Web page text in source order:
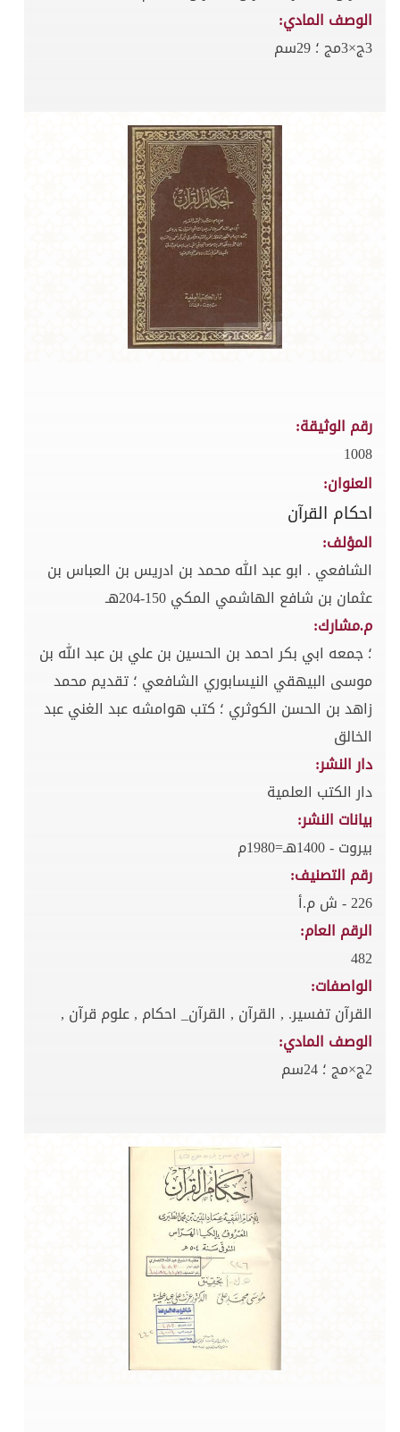
الوصف المادي:
3ج×3مج ؛ 29سم
رقم الوثيقة:
1008
العنوان:
احكام القرآن
المؤلف:
الشافعي . ابو عبد الله محمد بن ادريس بن العباس بن
عثمان بن شافع الهاشمي المكي 150-204هـ
م.مشارك:
؛ جمعه ابي بكر احمد بن الحسين بن علي بن عبد الله بن
موسى البيهقي النيسابوري الشافعي ؛ تقديم محمد
زاهد بن الحسن الكوثري ؛ كتب هوامشه عبد الغني عبد
الخالق
دار النشر:
دار الكتب العلمية
بيانات النشر:
بيروت - 1400هـ=1980م
رقم التصنيف:
226 - ش م.أ
الرقم العام:
482
الواصفات:
القرآن تفسير. , القرآن , القرآن_ احكام , علوم قرآن ,
الوصف المادي:
2ج×مج ؛ 24سم